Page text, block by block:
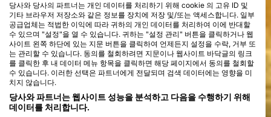
당사와 당사의 파트너는 개인 데이터를 처리하기 위해 cookie 의 고유 ID 및
기타 브라우저 저장소와 같은 정보를 장치에 저장 및/또는 액세스합니다. 일부
공급업체는 적법한 이익에 따라 귀하의 개인 데이터를 처리하여 이에 반대할
수 있으며 "설정"을 열 수 있습니다. 귀하는 "설정 관리" 버튼을 클릭하거나 웹
사이트 왼쪽 하단에 있는 지문 버튼을 클릭하여 언제든지 설정을 수락, 거부 또
는 관리할 수 있습니다. 동의를 철회하려면 지문이나 웹사이트 바닥글의 링크
를 클릭한 후 내 데이터 메뉴 항목을 클릭하면 해당 페이지에서 동의를 철회할
수 있습니다. 이러한 선택은 파트너에게 전달되며 검색 데이터에는 영향을 미
치지 않습니다.
당사와 파트너는 웹사이트 성능을 분석하고 다음을 수행하기 위해
데이터를 처리합니다.